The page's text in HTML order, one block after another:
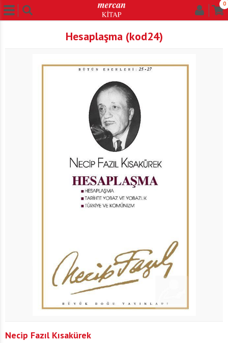
0
Hesaplaşma (kod24)
Necip Fazıl Kısakürek